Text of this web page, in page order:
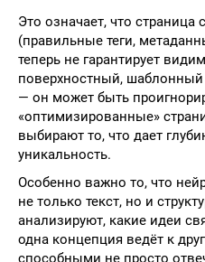
Это означает, что
(правильные теги,
теперь не гарантирует
поверхностный, шаблонный
— он может быть
«оптимизированные»
выбирают то, что дает
уникальность.
Особенно важно то, что
не только текст, но и
анализируют, какие идеи
одна концепция ведёт к
способными не просто